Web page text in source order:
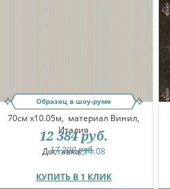
Образец в шоу-руме
70см x10.05м, материал Винил,
Италия
Доставка:11.08
КУПИТЬ В 1 КЛИК
17 200руб.
12 384 руб.